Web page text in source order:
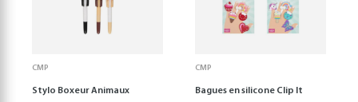
CMP
Stylo Boxeur Animaux
CMP
Bagues en silicone Clip It